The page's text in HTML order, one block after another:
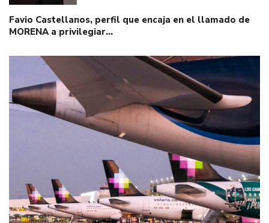
Favio Castellanos, perfil que encaja en el llamado de
MORENA a privilegiar…